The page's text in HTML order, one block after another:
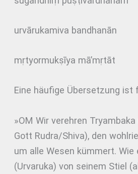
urvārukamiva bandhanān
mṛtyormukṣīya mā’mṛtāt
Eine häufige Übersetzung ist
»OM Wir verehren
Gott Rudra/Shiva), den
um alle Wesen kümmert. Wie
(Urvaruka) von seinem Stiel